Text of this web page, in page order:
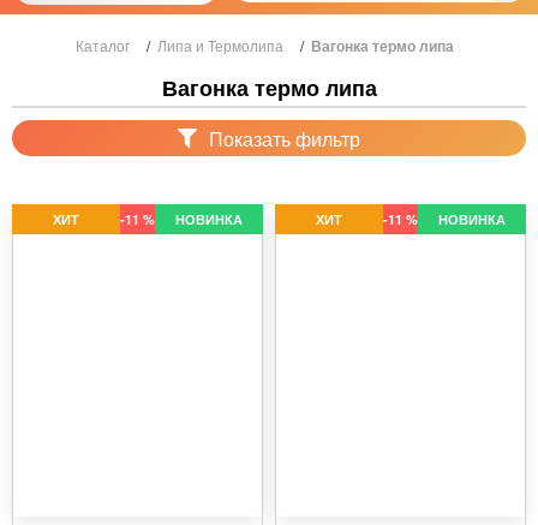
Каталог / Липа и Термолипа / Вагонка термо липа
Вагонка термо липа
Показать фильтр
-11 % НОВИНКА
ХИТ -11 % НОВИНКА
ХИТ